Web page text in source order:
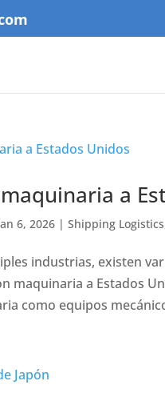
a
6, 2026 |Shipping Logistics
industrias, existen
maquinaria a Estados
como equipos